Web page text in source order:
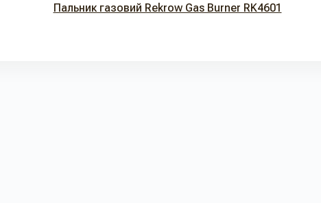
Пальник газовий Rekrow Gas Burner RK4601